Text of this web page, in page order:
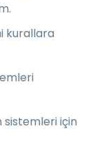
kurallara
sistemleri için